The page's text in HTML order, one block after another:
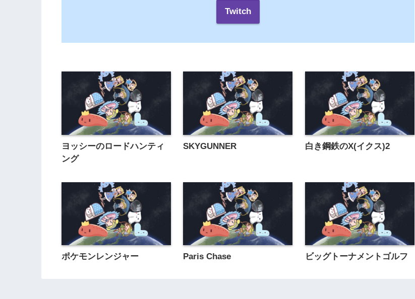
Twitch
ヨッシーのロードハンティ
ング
SKYGUNNER 白き鋼鉄のX(イクス)2
ポケモンレンジャー Paris Chase ビッグトーナメントゴルフ